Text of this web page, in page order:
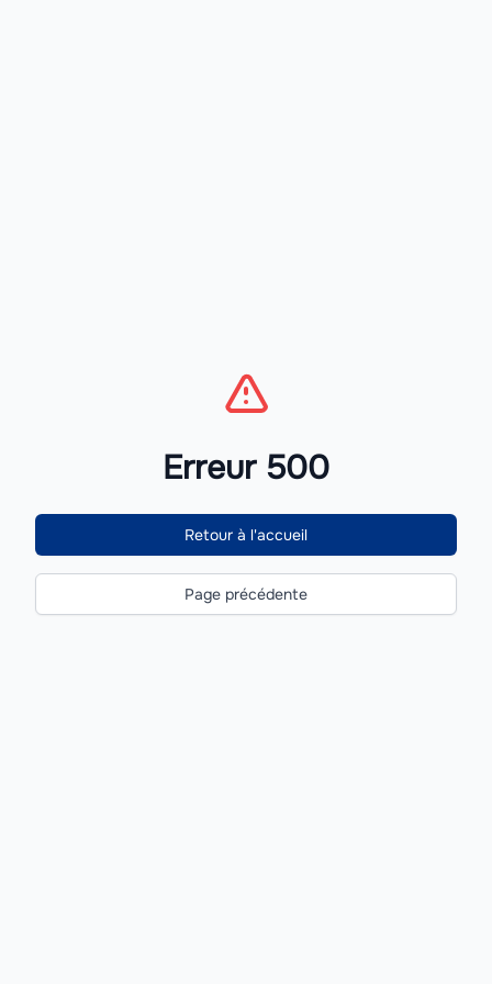
Erreur 500
Retour à l'accueil
Page précédente